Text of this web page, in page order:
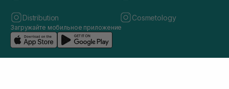
Distribution Cosmetology
Загружайте мобильное приложение